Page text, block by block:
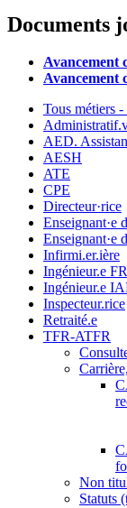
Documents
Avancement
Avancement
Tous métiers
AED.
AESH
ATE
CPE
Directeur·rice
Enseignant·e
Enseignant·e
Infirmi.er.ière
Ingénieur.e FR
Ingénieur.e
Inspecteur.rice
Retraité.e
TFR-ATFR
Non
Statuts